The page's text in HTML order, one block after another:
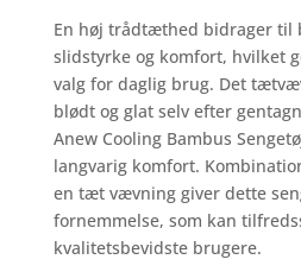
En høj trådtæthed bidrager til
slidstyrke og komfort, hvilket
valg for daglig brug. Det
blødt og glat selv efter
Anew Cooling Bambus
langvarig komfort.
en tæt vævning giver dette
fornemmelse, som kan
kvalitetsbevidste brugere.